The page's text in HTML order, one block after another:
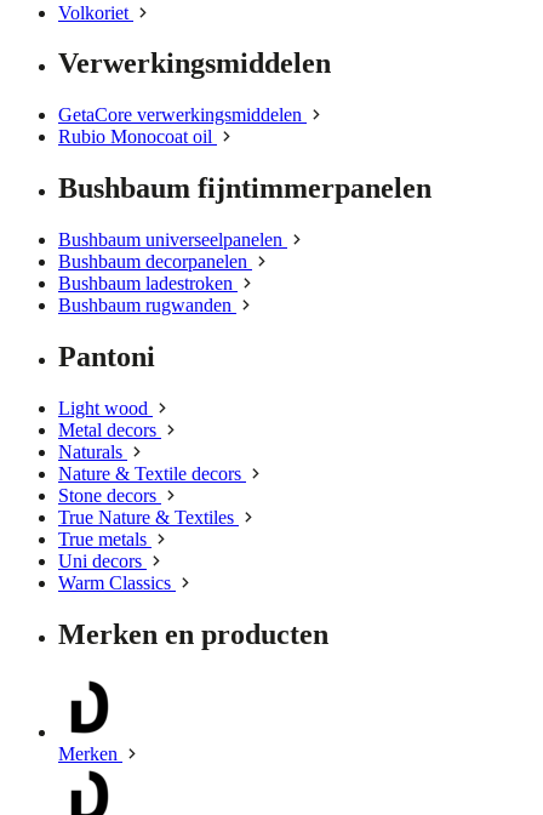
Volkoriet
Verwerkingsmiddelen
GetaCore verwerkingsmiddelen
Rubio Monocoat oil
Bushbaum fijntimmerpanelen
Bushbaum universeelpanelen
Bushbaum decorpanelen
Bushbaum ladestroken
Bushbaum rugwanden
Pantoni
Light wood
Metal decors
Naturals
Nature & Textile decors
Stone decors
True Nature & Textiles
True metals
Uni decors
Warm Classics
Merken en producten
Merken